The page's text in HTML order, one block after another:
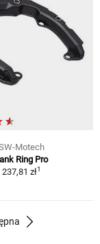
Motech
Ring Pro
237,81 zł1